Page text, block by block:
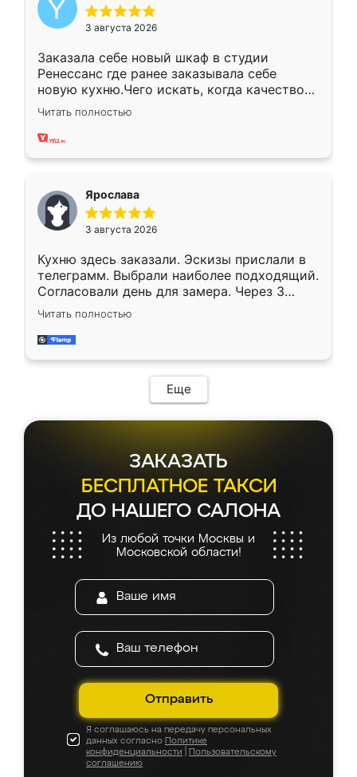
3 августа 2026
Заказала себе новый шкаф в студии
Ренессанс где ранее заказывала себе
новую кухню.Чего искать, когда качеством
вполне довольна. Служит кухня уже почти
два года, нареканий нет.
Читать полностью
Ярослава
3 августа 2026
Кухню здесь заказали. Эскизы прислали в
телеграмм. Выбрали наиболее подходящий.
Согласовали день для замера. Через 3
недели кухня была уже готова. Остались
довольны работой. Спасибо Ренессанс
мебель за качественную работу!
Читать полностью
Еще
ЗАКАЗАТЬ
БЕСПЛАТНОЕ ТАКСИ
ДО НАШЕГО САЛОНА
Из любой точки Москвы и
Московской области!
Отправить
Я соглашаюсь на передачу персональных
данных согласно Политике
конфиденциальности
Пользовательскому
соглашению